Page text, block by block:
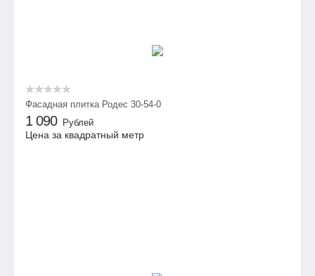
Фасадная плитка Родес 30-54-0
1 090 Рублей
Цена за квадратный метр